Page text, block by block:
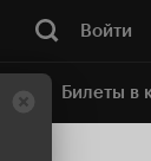
Войти
Билеты в